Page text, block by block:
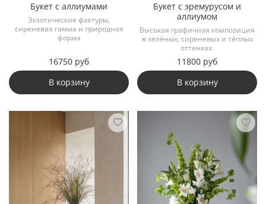
Букет с аллиумами
Экзотические фактуры,
сиреневая гамма и природная
форма
16750 руб
В корзину
Букет с эремурусом и
аллиумом
Высокая графичная композиция
в зелёных, сиреневых и тёплых
оттенках.
11800 руб
В корзину